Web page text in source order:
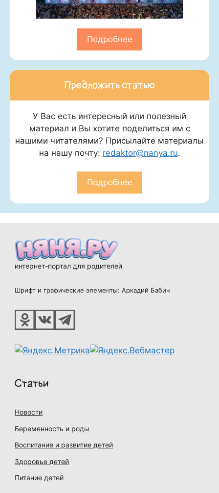
Подробнее
Предложить статью
У Вас есть интересный или полезный
материал и Вы хотите поделиться им с
нашими читателями? Присылайте материалы
на нашу почту: redaktor@nanya.ru.
Подробнее
интернет-портал для родителей
Шрифт и графические элементы: Аркадий Бабич
Статьи
Новости
Беременность и роды
Воспитание и развитие детей
Здоровье детей
Питание детей